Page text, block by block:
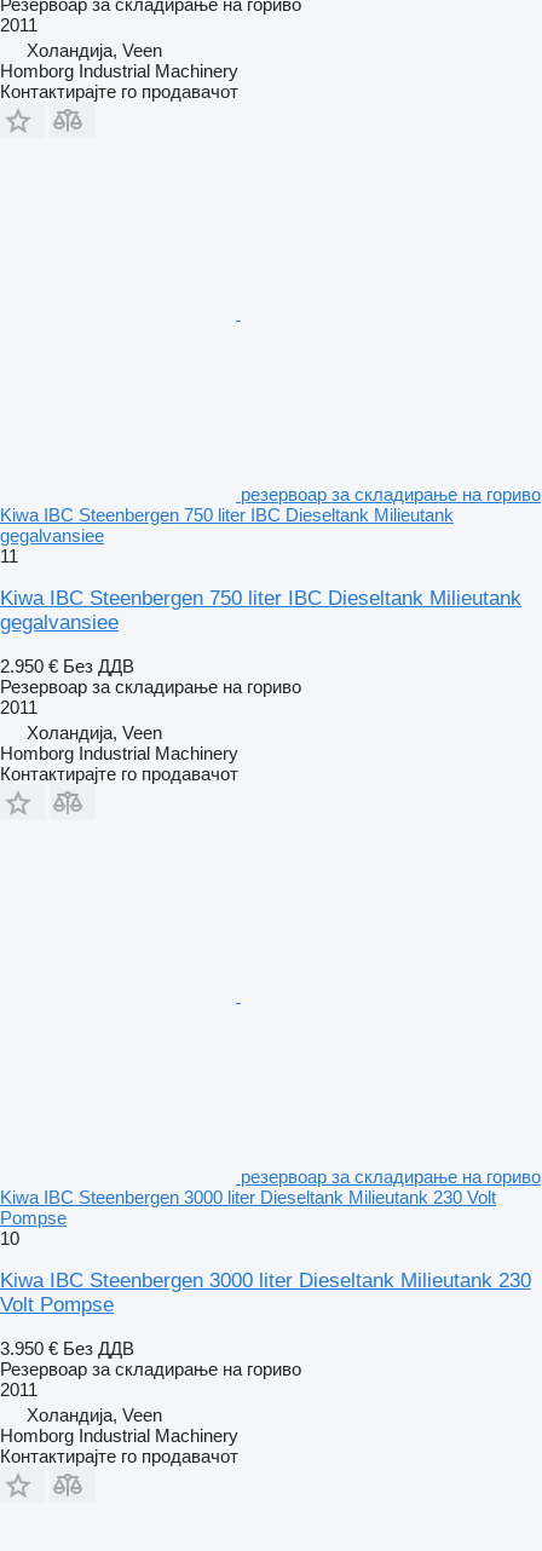
2011
Холандија, Veen
Homborg Industrial Machinery
Контактирајте го продавачот
резервоар за складирање на гориво
Kiwa IBC Steenbergen 750 liter IBC Dieseltank Milieutank
gegalvansiee
11
Kiwa IBC Steenbergen 750 liter IBC Dieseltank Milieutank
gegalvansiee
2.950 € Без ДДВ
Резервоар за складирање на гориво
2011
Холандија, Veen
Homborg Industrial Machinery
Контактирајте го продавачот
резервоар за складирање на гориво
Kiwa IBC Steenbergen 3000 liter Dieseltank Milieutank 230 Volt
Pompse
10
Kiwa IBC Steenbergen 3000 liter Dieseltank Milieutank 230
Volt Pompse
3.950 € Без ДДВ
Резервоар за складирање на гориво
2011
Холандија, Veen
Homborg Industrial Machinery
Контактирајте го продавачот